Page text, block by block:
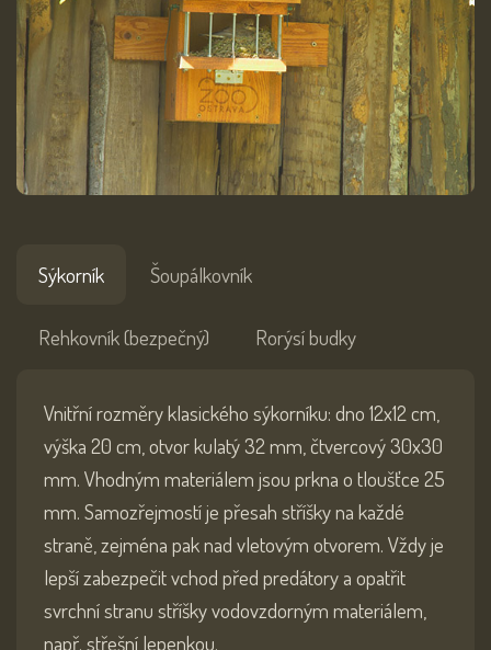
Sýkorník Šoupálkovník
Rehkovník (bezpečný) Rorýsí budky
Vnitřní rozměry klasického sýkorníku: dno 12x12 cm,
výška 20 cm, otvor kulatý 32 mm, čtvercový 30x30
mm. Vhodným materiálem jsou prkna o tloušťce 25
mm. Samozřejmostí je přesah stříšky na každé
straně, zejména pak nad vletovým otvorem. Vždy je
lepší zabezpečit vchod před predátory a opatřit
svrchní stranu stříšky vodovzdorným materiálem,
např. střešní lepenkou.